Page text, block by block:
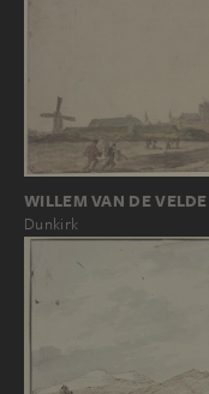
WILLEM VAN DE
Dunkirk